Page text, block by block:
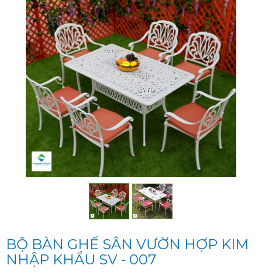
BỘ BÀN GHẾ SÂN VƯỜN HỢP KIM
NHẬP KHẨU SV - 007